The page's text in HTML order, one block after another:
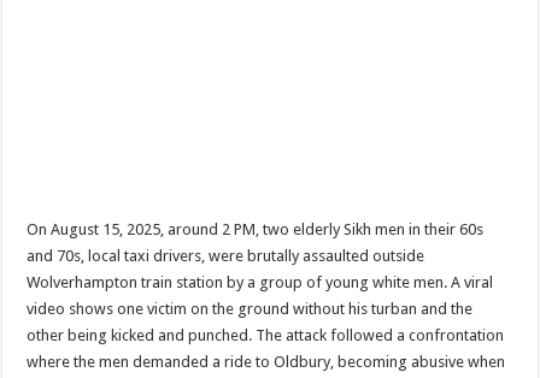
On August 15, 2025, around 2 PM, two elderly Sikh men in their 60s
and 70s, local taxi drivers, were brutally assaulted outside
Wolverhampton train station by a group of young white men. A viral
video shows one victim on the ground without his turban and the
other being kicked and punched. The attack followed a confrontation
where the men demanded a ride to Oldbury, becoming abusive when